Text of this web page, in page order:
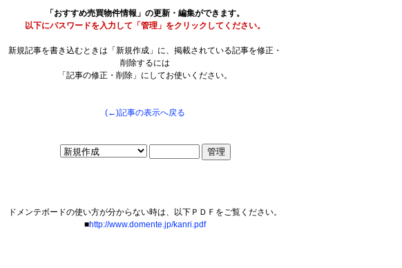
「おすすめ売買物件情報」の更新・編集ができます。
以下にパスワードを入力して「管理」をクリックしてください。
新規記事を書き込むときは「新規作成」に、掲載されている記事を修正・
削除するには
「記事の修正・削除」にしてお使いください。
(←)記事の表示へ戻る
ドメンテボードの使い方が分からない時は、以下ＰＤＦをご覧ください。
■http://www.domente.jp/kanri.pdf